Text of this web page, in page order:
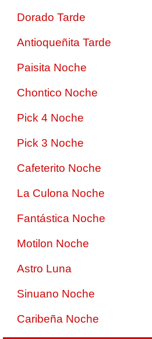
Dorado Tarde
Antioqueñita Tarde
Paisita Noche
Chontico Noche
Pick 4 Noche
Pick 3 Noche
Cafeterito Noche
La Culona Noche
Fantástica Noche
Motilon Noche
Astro Luna
Sinuano Noche
Caribeña Noche